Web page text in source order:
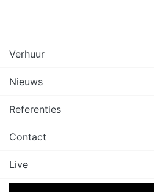
Verhuur
Nieuws
Referenties
Contact
Live